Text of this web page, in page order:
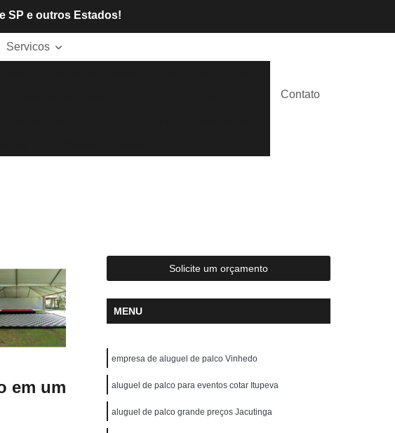
SP e outros Estados!
Servicos
Contato
em um
Solicite um orçamento
MENU
empresa de aluguel de palco Vinhedo
aluguel de palco para eventos cotar Itupeva
aluguel de palco grande preços Jacutinga